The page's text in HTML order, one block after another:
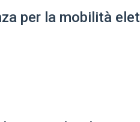
per la mobilità